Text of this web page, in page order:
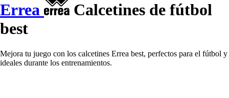
Errea
Calcetines de fútbol
best
Mejora tu juego con los calcetines Errea best, perfectos para el fútbol y
ideales durante los entrenamientos.